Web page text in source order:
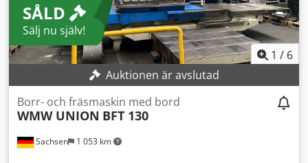
SÅLD
Sälj nu själv!
1 / 6
Auktionen är avslutad
Sachsen 1 053 km
Borr- och fräsmaskin med bord
WMW UNION BFT 130